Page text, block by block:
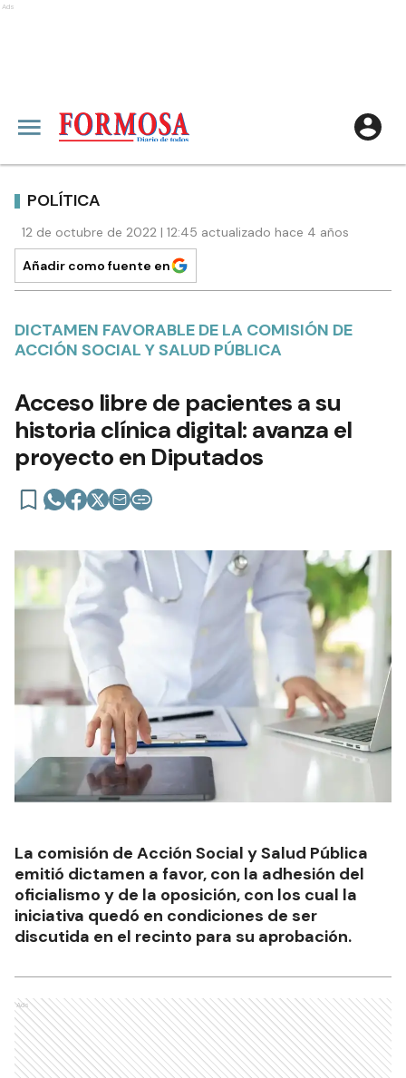
Ads
POLÍTICA
12 de octubre de 2022 | 12:45 actualizado hace 4 años
Añadir como fuente en
DICTAMEN FAVORABLE DE LA COMISIÓN DE
ACCIÓN SOCIAL Y SALUD PÚBLICA
Acceso libre de pacientes a su
historia clínica digital: avanza el
proyecto en Diputados
La comisión de Acción Social y Salud Pública
emitió dictamen a favor, con la adhesión del
oficialismo y de la oposición, con los cual la
iniciativa quedó en condiciones de ser
discutida en el recinto para su aprobación.
Ads